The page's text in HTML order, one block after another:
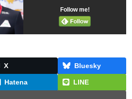
Follow me!
X
Bluesky
Hatena LINE